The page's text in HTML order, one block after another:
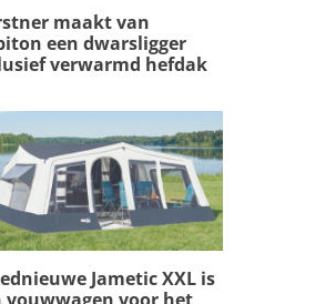
maakt van
een dwarsligger
verwarmd hefdak
Jametic XXL is